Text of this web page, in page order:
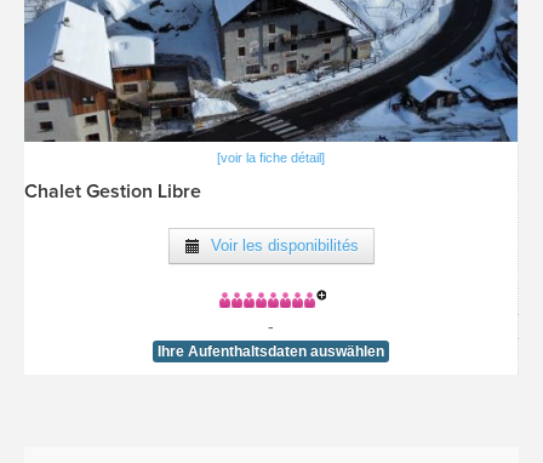
[voir la fiche détail]
Chalet Gestion Libre
Voir les disponibilités
-
Ihre Aufenthaltsdaten auswählen